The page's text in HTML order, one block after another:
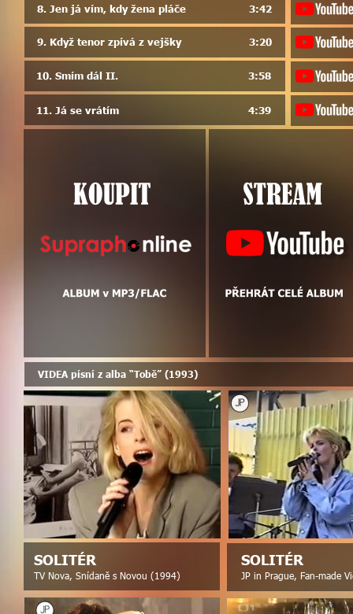
8. Jen já vím, kdy žena pláče
9. Když tenor zpívá z vejšky
11. Já se vrátím
10. Smím dál II.
3:42
3:20
3:58
4:39
SOLITÉR
TV Nova, Snídaně s Novou (1994)
VIDEA písní z alba “Tobě” (1993)
SOLITÉR
JP in Prague, Fan-made